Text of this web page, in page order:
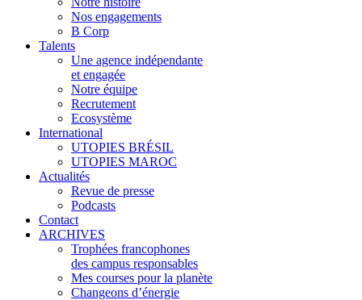
Nos engagements
B Corp
Talents
Une agence indépendante
et engagée
Notre équipe
Recrutement
Ecosystème
International
UTOPIES BRÉSIL
UTOPIES MAROC
Actualités
Revue de presse
Podcasts
Contact
ARCHIVES
Trophées francophones
des campus responsables
Mes courses pour la planète
Changeons d’énergie